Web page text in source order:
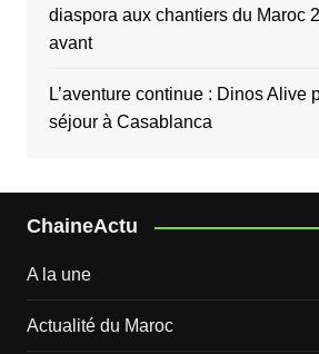
diaspora aux chantiers du Maroc
avant
L’aventure continue : Dinos Alive
séjour à Casablanca
ChaineActu
A la une
Actualité du Maroc